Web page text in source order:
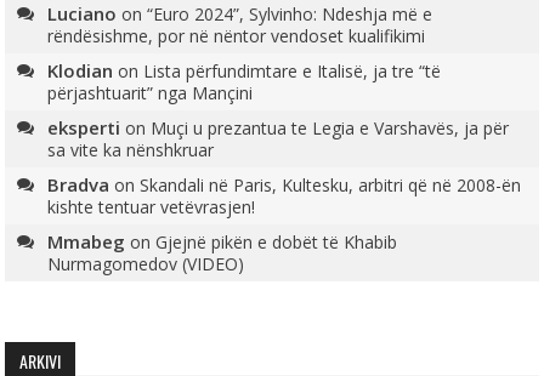
Luciano on“Euro 2024”, Sylvinho: Ndeshja më e
rëndësishme, por në nëntor vendoset kualifikimi
Klodian on Lista përfundimtare e Italisë, ja tre “të
përjashtuarit” nga Mançini
eksperti on Muçi u prezantua te Legia e Varshavës, ja për
sa vite ka nënshkruar
Bradva onSkandali në Paris, Kultesku, arbitri që në 2008-ën
kishte tentuar vetëvrasjen!
Mmabeg onGjejnë pikën e dobët të Khabib
Nurmagomedov (VIDEO)
ARKIVI